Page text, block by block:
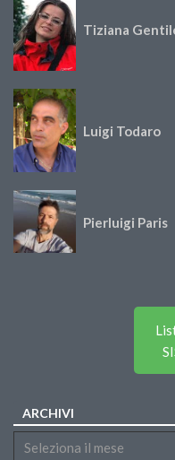
Tiziana
Luigi Todaro
Pierluigi Paris
ARCHIVI